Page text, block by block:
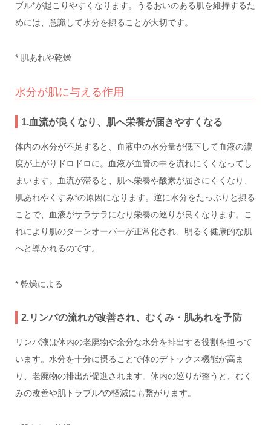
ブル*が起こりやすくなります。うるおいのある肌を維持するた
めには、意識して水分を摂ることが大切です。
* 肌あれや乾燥
水分が肌に与える作用
1.血流が良くなり、肌へ栄養が届きやすくなる
体内の水分が不足すると、血液中の水分量が低下して血液の濃
度が上がりドロドロに。血液が血管の中を流れにくくなってし
まいます。血流が滞ると、肌へ栄養や酸素が届きにくくなり、
肌あれやくすみ*の原因になります。逆に水分をたっぷりと摂る
ことで、血液がサラサラになり栄養の巡りが良くなります。こ
れにより肌のターンオーバーが正常化され、明るく健康的な肌
へと導かれるのです。
* 乾燥による
2.リンパの流れが改善され、むくみ・肌あれを予防
リンパ液は体内の老廃物や余分な水分を排出する役割を担って
います。水分を十分に摂ることで体のデトックス機能が高ま
り、老廃物の排出が促進されます。体内の巡りが整うと、むく
みの改善や肌トラブル*の軽減にも繋がります。